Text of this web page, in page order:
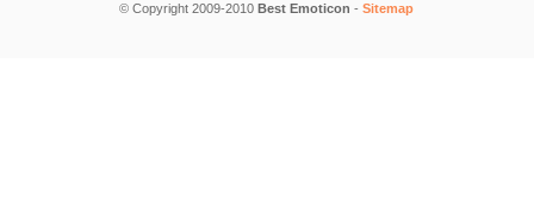
© Copyright 2009-2010 Best Emoticon - Sitemap